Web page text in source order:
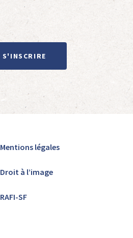
S'INSCRIRE
Mentions légales
Droit à l’image
RAFI-SF